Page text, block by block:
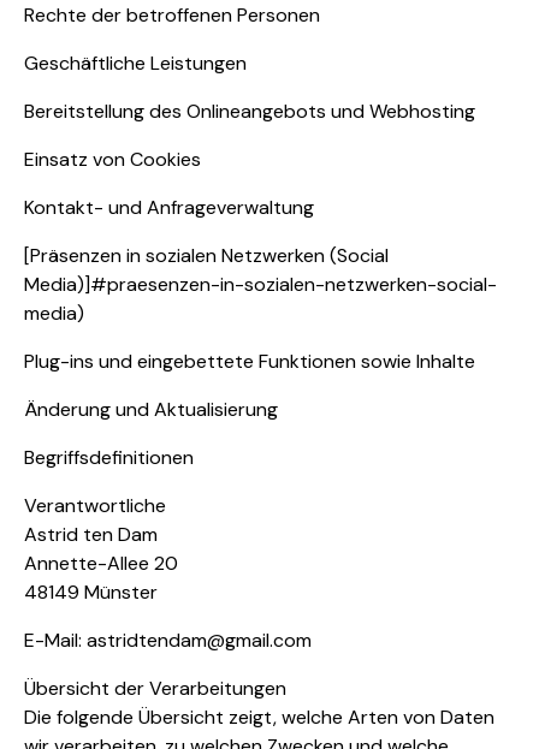
Rechte der betroffenen Personen
Geschäftliche Leistungen
Bereitstellung des Onlineangebots und Webhosting
Einsatz von Cookies
Kontakt- und Anfrageverwaltung
[Präsenzen in sozialen Netzwerken (Social
Media)]#praesenzen-in-sozialen-netzwerken-social-
media)
Plug-ins und eingebettete Funktionen sowie Inhalte
Änderung und Aktualisierung
Begriffsdefinitionen
Verantwortliche
Astrid ten Dam
Annette-Allee 20
48149 Münster
E-Mail: astridtendam@gmail.com
Übersicht der Verarbeitungen
Die folgende Übersicht zeigt, welche Arten von Daten